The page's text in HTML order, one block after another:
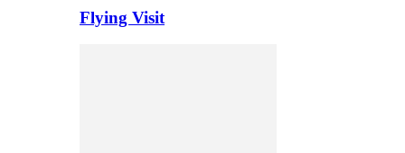
Flying Visit